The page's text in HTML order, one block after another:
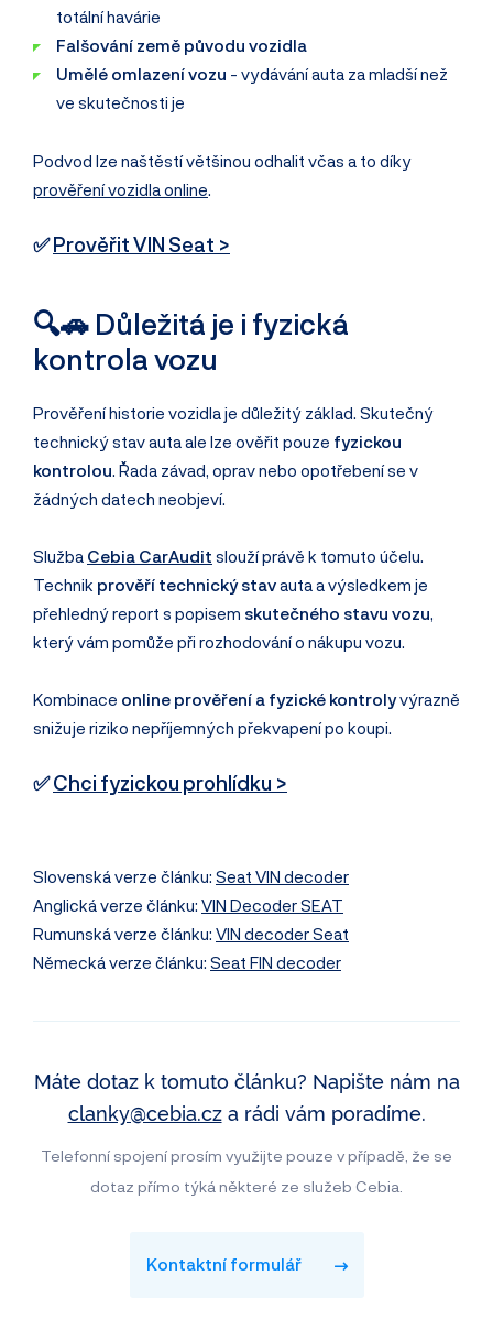
totální havárie
Falšování země původu vozidla
Umělé omlazení vozu - vydávání auta za mladší než
ve skutečnosti je
Podvod lze naštěstí většinou odhalit včas a to díky
prověření vozidla online.
✅Prověřit VIN Seat >
🔍🚗 Důležitá je i fyzická
kontrola vozu
Prověření historie vozidla je důležitý základ. Skutečný
technický stav auta ale lze ověřit pouze fyzickou
kontrolou. Řada závad, oprav nebo opotřebení se v
žádných datech neobjeví.
Služba Cebia CarAudit slouží právě k tomuto účelu.
Technik prověří technický stavauta a výsledkem je
přehledný report s popisem skutečného stavu vozu,
který vám pomůže při rozhodování o nákupu vozu.
Kombinace online prověření a fyzické kontrolyvýrazně
snižuje riziko nepříjemných překvapení po koupi.
✅Chci fyzickou prohlídku >
Slovenská verze článku: Seat VIN decoder
Anglická verze článku: VIN Decoder SEAT
Rumunská verze článku: VIN decoder Seat
Německá verze článku: Seat FIN decoder
Máte dotaz k tomuto článku? Napište nám na
clanky@cebia.cza rádi vám poradíme.
Telefonní spojení prosím využijte pouze v případě, že se
dotaz přímo týká některé ze služeb Cebia.
Kontaktní formulář